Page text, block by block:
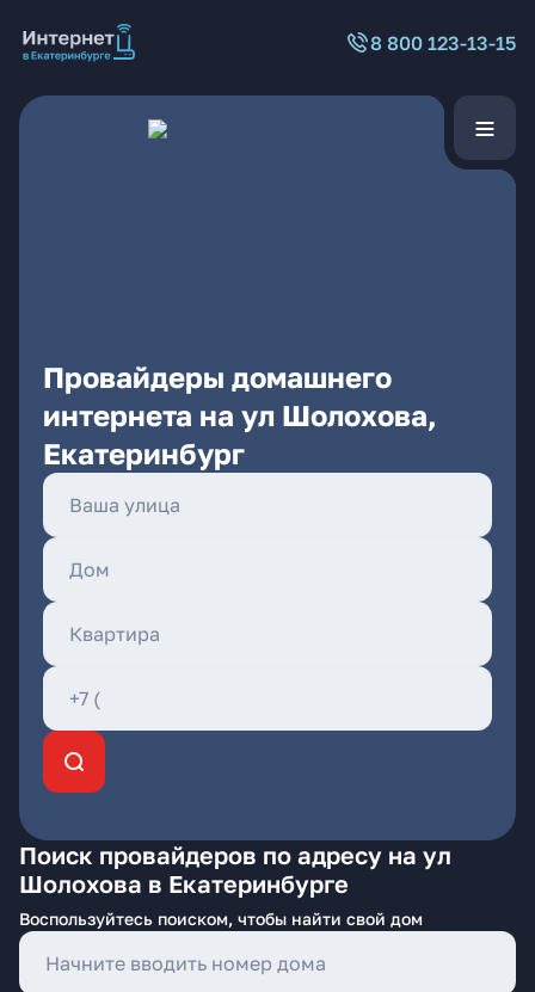
8 800 123-13-15
Провайдеры домашнего
интернета на ул Шолохова,
Екатеринбург
Поиск провайдеров по адресу на ул
Шолохова в Екатеринбурге
Воспользуйтесь поиском, чтобы найти свой дом